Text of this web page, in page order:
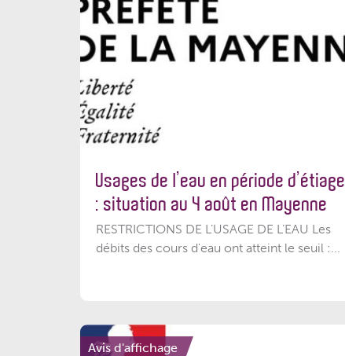
Usages de l’eau en période d’étiage
: situation au 4 août en Mayenne
RESTRICTIONS DE L’USAGE DE L’EAU Les
débits des cours d'eau ont atteint le seuil :...
Avis d'affichage